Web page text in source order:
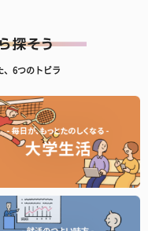
、6つのトビラ